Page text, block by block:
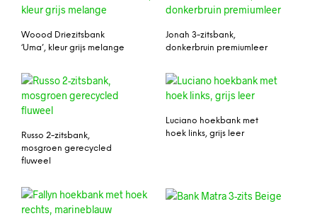
Woood Driezitsbank
‘Uma’, kleur grijs melange
Jonah 3-zitsbank,
donkerbruin premiumleer
Russo 2-zitsbank,
mosgroen gerecycled
fluweel
Luciano hoekbank met
hoek links, grijs leer